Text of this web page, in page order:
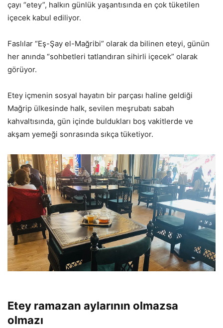
çayı “etey”, halkın günlük yaşantısında en çok tüketilen
içecek kabul ediliyor.
Faslılar “Eş-Şay el-Mağribi” olarak da bilinen eteyi, günün
her anında “sohbetleri tatlandıran sihirli içecek” olarak
görüyor.
Etey içmenin sosyal hayatın bir parçası haline geldiği
Mağrip ülkesinde halk, sevilen meşrubatı sabah
kahvaltısında, gün içinde buldukları boş vakitlerde ve
akşam yemeği sonrasında sıkça tüketiyor.
Etey ramazan aylarının olmazsa
olmazı